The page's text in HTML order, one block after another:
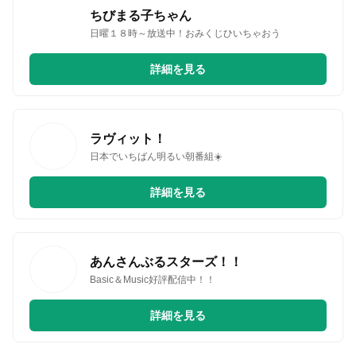
ちびまる子ちゃん
日曜１８時～放送中！おみくじひいちゃおう
詳細を見る
ラヴィット！
日本でいちばん明るい朝番組☀️
詳細を見る
あんさんぶるスターズ！！
Basic＆Music好評配信中！！
詳細を見る